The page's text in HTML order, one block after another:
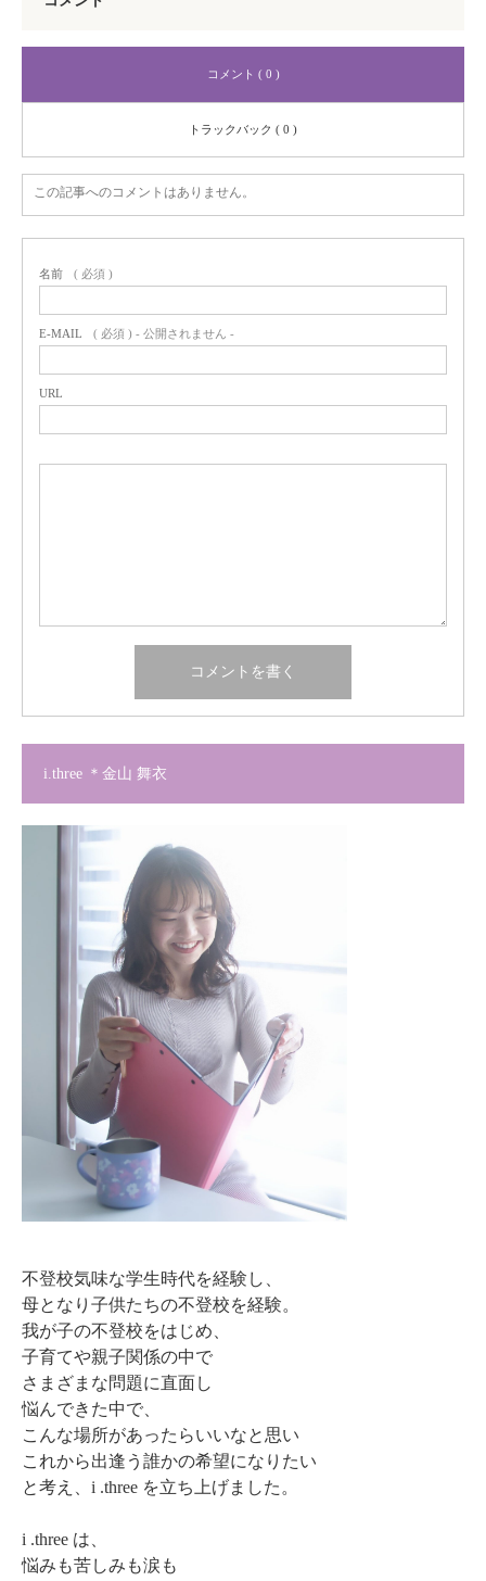
コメント ( 0 )
トラックバック ( 0 )
この記事へのコメントはありません。
名前 ( 必須 )
E-MAIL ( 必須 ) - 公開されません -
URL
i.three ＊金山 舞衣
不登校気味な学生時代を経験し、
母となり子供たちの不登校を経験。
我が子の不登校をはじめ、
子育てや親子関係の中で
さまざまな問題に直面し
悩んできた中で、
こんな場所があったらいいなと思い
これから出逢う誰かの希望になりたい
と考え、i .three を立ち上げました。
i .three は、
悩みも苦しみも涙も